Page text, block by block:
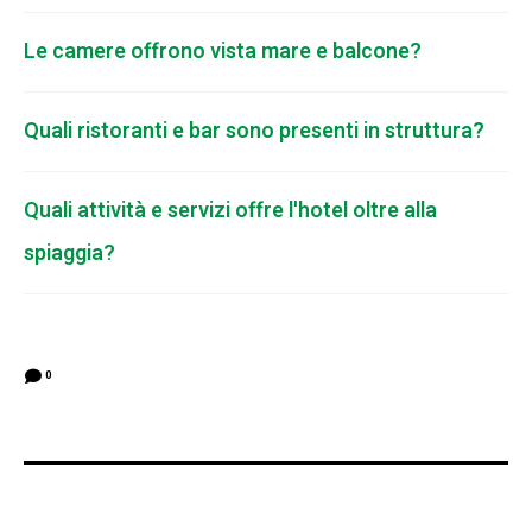
Le camere offrono vista mare e balcone?
Quali ristoranti e bar sono presenti in struttura?
Quali attività e servizi offre l'hotel oltre alla
spiaggia?
0